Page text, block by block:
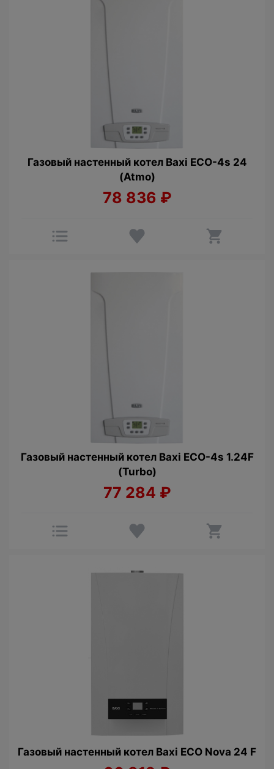
Газовый настенный котел Baxi ECO-4s 24
(Atmo)
78 836 ₽
Газовый настенный котел Baxi ECO-4s 1.24F
(Turbo)
77 284 ₽
Газовый настенный котел Baxi ECO Nova 24 F